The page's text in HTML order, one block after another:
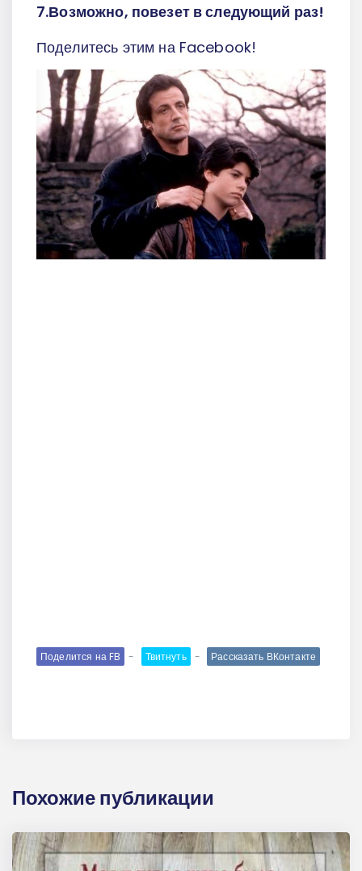
7.Возможно, повезет в следующий раз!
Поделитесь этим на Facebook!
Поделится на FB Твитнуть Рассказать ВКонтакте
Похожие публикации